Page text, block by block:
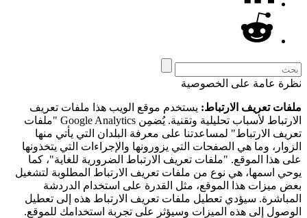
نظرة عامة على الخصوصية
ملفات تعريف الارتباط: يستخدم موقع الويب هذا ملفات تعريف
الارتباط لأسباب تحليلية وتقنية. يُضمِن Google Analytics "ملفات
تعريف الارتباط" لمساعدتنا على معرفة البلدان التي يأتي منها
الزوار، وما هي الصفحات التي يزورونها والإجراءات التي يتخذونها
على هذا الموقع. "ملفات تعريف الارتباط الضرورية للغاية"، كما
يوحي اسمها، هي نوع من ملفات تعريف الارتباط المطلوبة لتشغيل
بعض ميزات هذا الموقع، مثل القدرة على استخدام الدردشة
المباشرة. سيؤدي تعطيل ملفات تعريف الارتباط هذه إلى تعطيل
الوصول إلى هذه الميزات وسيؤثر على تجربة استخدامك للموقع.